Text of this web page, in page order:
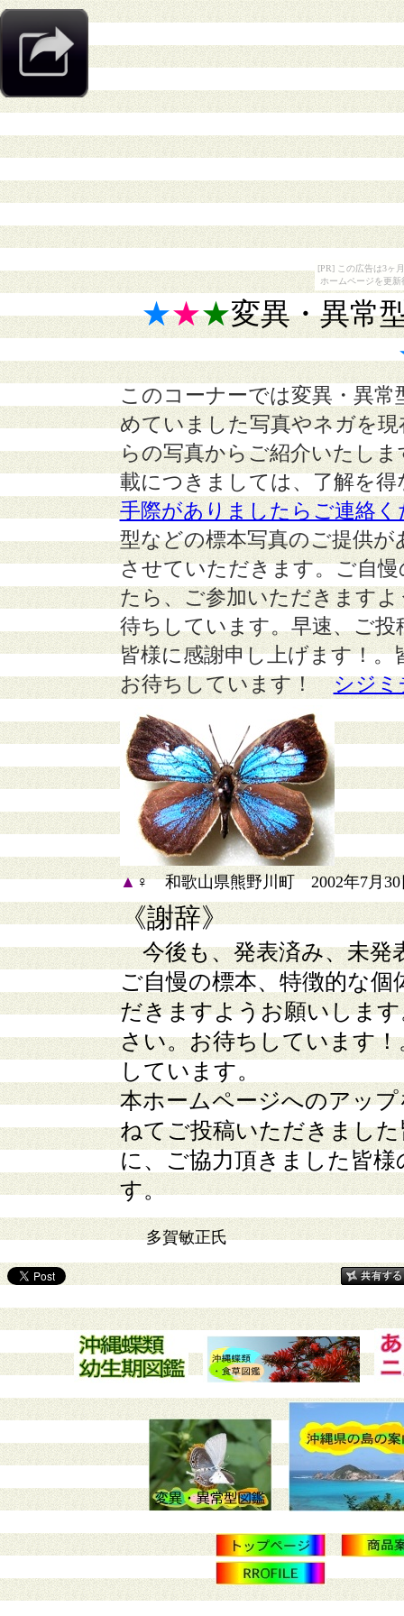
[PR] この広告は3ヶ
ホームページを更
★★★変異・異常
このコーナーでは変異・異
めていました写真やネガを
らの写真からご紹介いたし
載につきましては、了解を
手際がありましたらご連絡く
型などの標本写真のご提供
させていただきます。ご自
たら、ご参加いただきます
待ちしています。早速、ご
皆様に感謝申し上げます！
お待ちしています！
シジミ
▲♀ 和歌山県熊野川町 2002年7月
《謝辞》
今後も、発表済み、未発
ご自慢の標本、特徴的な
だきますようお願いしま
さい。お待ちしています
しています。
本ホームページへのアッ
ねてご投稿いただきまし
に、ご協力頂きました皆
す。
多賀敏正氏